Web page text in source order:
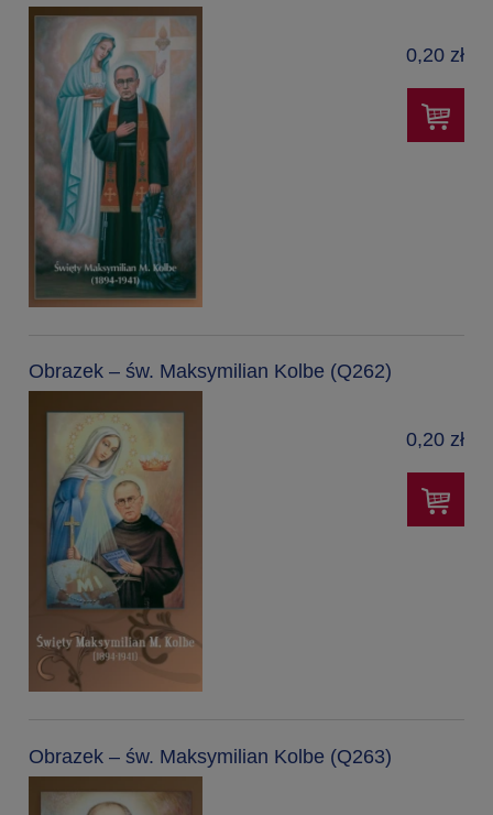
0,20 zł
Obrazek – św. Maksymilian Kolbe (Q262)
0,20 zł
Obrazek – św. Maksymilian Kolbe (Q263)